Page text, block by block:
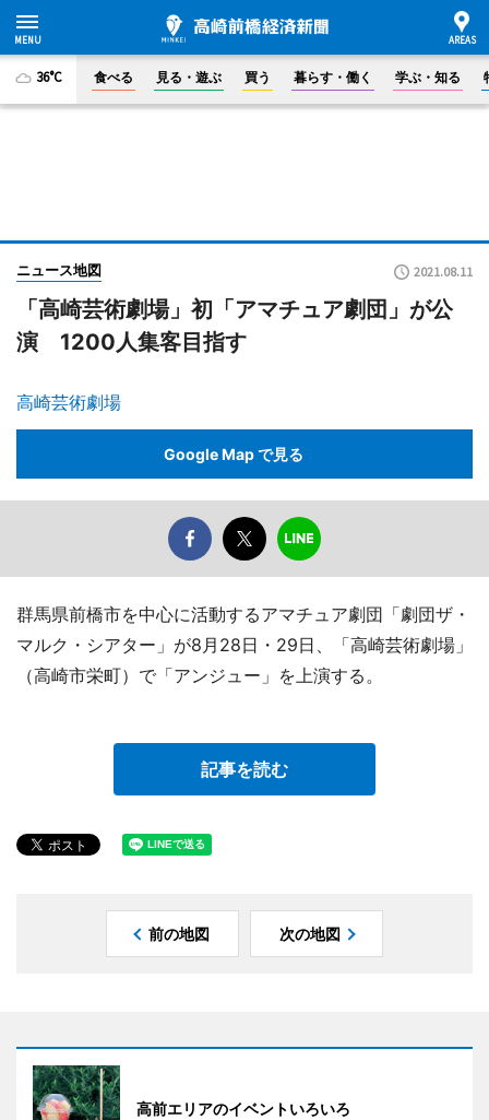
36°C 食べる 見る・遊ぶ 買う 暮らす・働く 学ぶ・知る
ニュース地図 2021.08.11
「高崎芸術劇場」初「アマチュア劇団」が公
演 1200人集客目指す
高崎芸術劇場
Google Map で見る
群馬県前橋市を中心に活動するアマチュア劇団「劇団ザ・
マルク・シアター」が8月28日・29日、「高崎芸術劇場」
（高崎市栄町）で「アンジュー」を上演する。
記事を読む
前の地図 次の地図
高前エリアのイベントいろいろ